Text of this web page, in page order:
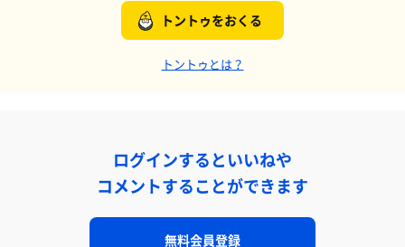
トントゥをおくる
トントゥとは？
ログインするといいねや
コメントすることができます
無料会員登録